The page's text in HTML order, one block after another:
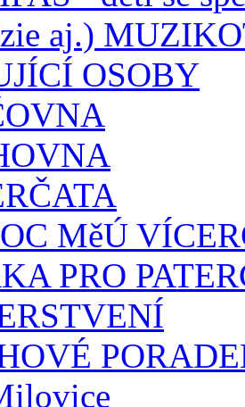
aj.)
OSOBY
MěÚ
PRO